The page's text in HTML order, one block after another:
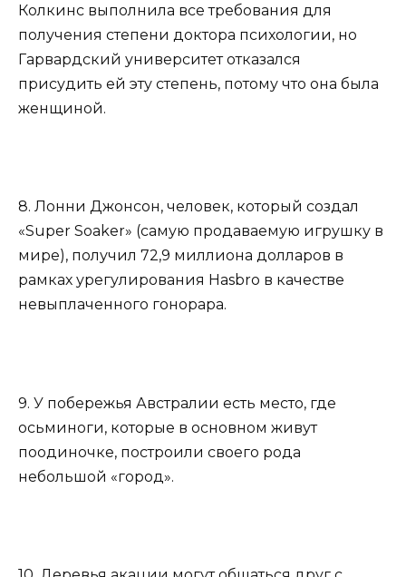
Колкинс выполнила все требования для
получения степени доктора психологии, но
Гарвардский университет отказался
присудить ей эту степень, потому что она была
женщиной.
8. Лонни Джонсон, человек, который создал
«Super Soaker» (самую продаваемую игрушку в
мире), получил 72,9 миллиона долларов в
рамках урегулирования Hasbro в качестве
невыплаченного гонорара.
9. У побережья Австралии есть место, где
осьминоги, которые в основном живут
поодиночке, построили своего рода
небольшой «город».